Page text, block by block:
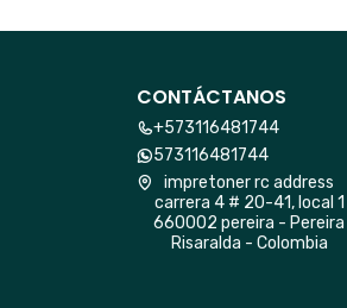
CONTÁCTANOS
+573116481744
573116481744
impretoner rc address
carrera 4 # 20-41, local 1
660002 pereira - Pereira
Risaralda - Colombia